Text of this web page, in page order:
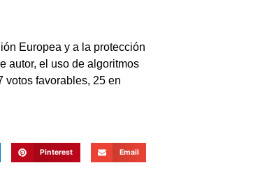
Europea y a la protección
autor, el uso de algoritmos
votos favorables, 25 en
Pinterest Email